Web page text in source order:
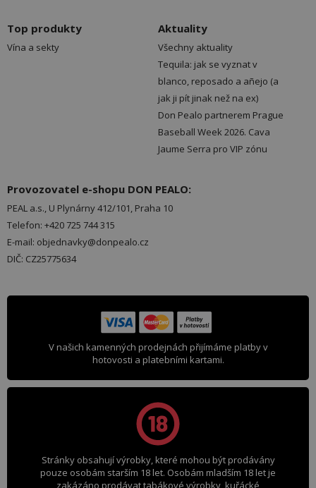
Top produkty
Vína a sekty
Aktuality
Všechny aktuality
Tequila: jak se vyznat v
blanco, reposado a añejo (a
jak ji pít jinak než na ex)
Don Pealo partnerem Prague
Baseball Week 2026. Cava
Jaume Serra pro VIP zónu
Provozovatel e-shopu DON PEALO:
PEAL a.s., U Plynárny 412/101, Praha 10
Telefon: +420 725 744 315
E-mail: objednavky@donpealo.cz
DIČ: CZ25775634
V našich kamenných prodejnách přijímáme platby v
hotovosti a platebními kartami.
Stránky obsahují výrobky, které mohou být prodávány
pouze osobám starším 18 let. Osobám mladším 18 let je
zakázáno prodávat tabákové výrobky, kuřácké